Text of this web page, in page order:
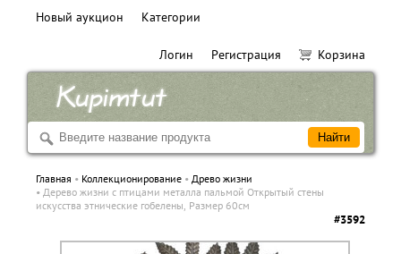
Новый аукцион Категории
Логин Регистрация Корзина
Главная Коллекционирование
Древо жизни
Дерево жизни с птицами металла пальмой Открытый стены
искусства этнические гобелены, Размер 60см
#3592